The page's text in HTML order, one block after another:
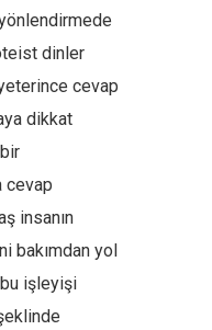
dinler
cevap
dikkat
cevap
insanın
bakımdan yol
işleyişi